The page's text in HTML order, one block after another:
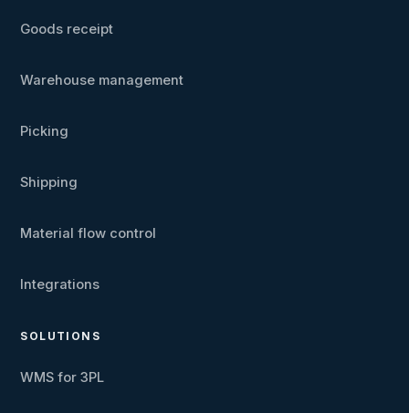
Goods receipt
Warehouse management
Picking
Shipping
Material flow control
Integrations
SOLUTIONS
WMS for 3PL